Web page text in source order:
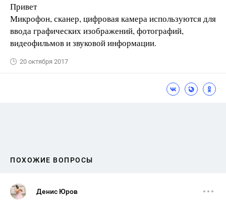
Привет
Микрофон, сканер, цифровая камера используются для
ввода графических изображений, фотографий,
видеофильмов и звуковой информации.
20 октября 2017
ПОХОЖИЕ ВОПРОСЫ
Денис Юров